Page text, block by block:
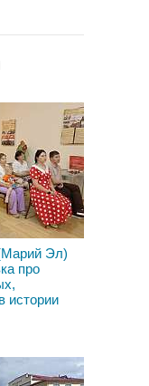
Эл)
про
истории